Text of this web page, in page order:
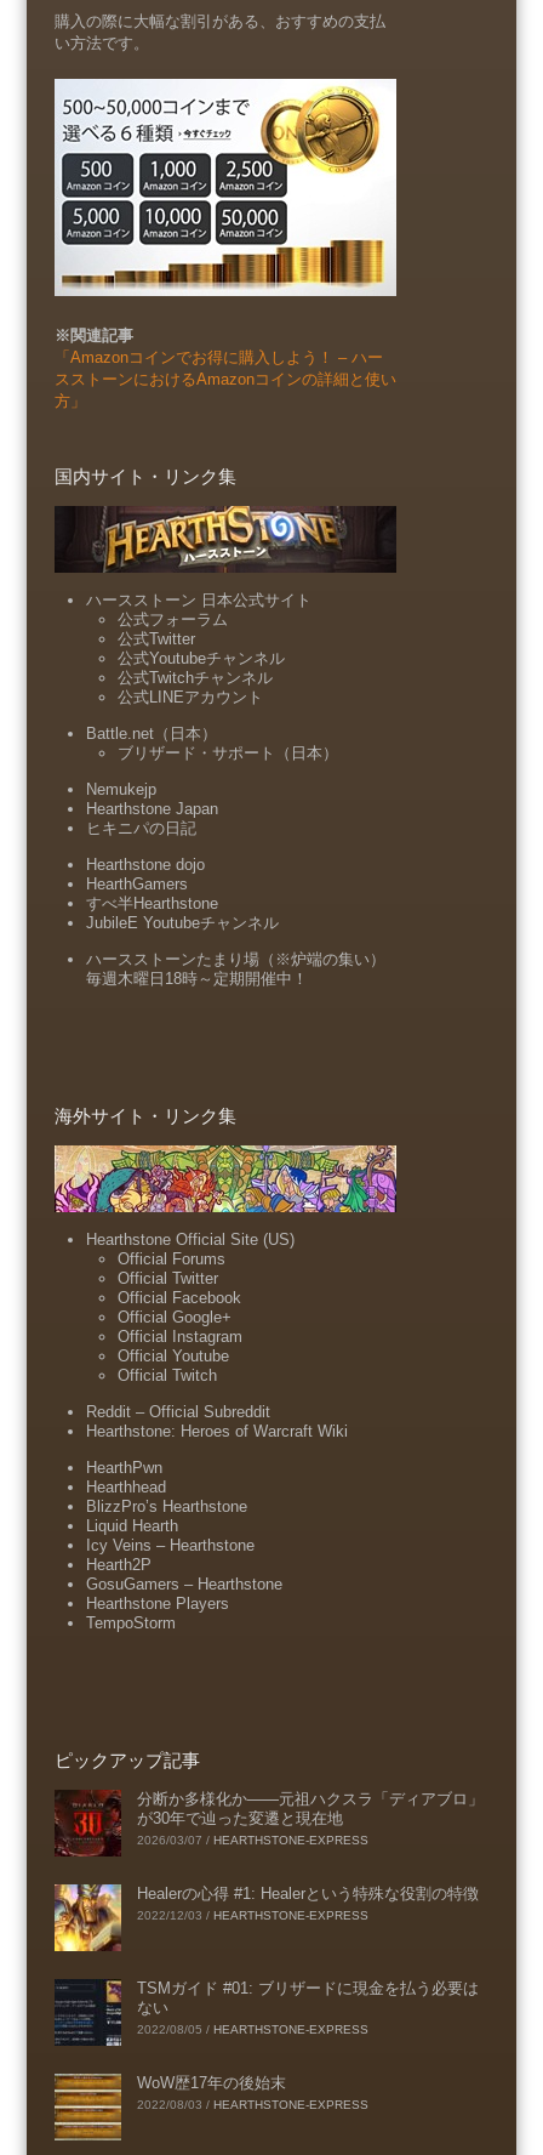
購入の際に大幅な割引がある、おすすめの支払
い方法です。
※関連記事
「Amazonコインでお得に購入しよう！ – ハー
スストーンにおけるAmazonコインの詳細と使い
方」
国内サイト・リンク集
ハースストーン 日本公式サイト
公式フォーラム
公式Twitter
公式Youtubeチャンネル
公式Twitchチャンネル
公式LINEアカウント
Battle.net（日本）
ブリザード・サポート（日本）
Nemukejp
Hearthstone Japan
ヒキニパの日記
Hearthstone dojo
HearthGamers
すべ半Hearthstone
JubileE Youtubeチャンネル
ハースストーンたまり場（※炉端の集い）
毎週木曜日18時～定期開催中！
海外サイト・リンク集
Hearthstone Official Site (US)
Official Forums
Official Twitter
Official Facebook
Official Google+
Official Instagram
Official Youtube
Official Twitch
Reddit – Official Subreddit
Hearthstone: Heroes of Warcraft Wiki
HearthPwn
Hearthhead
BlizzPro’s Hearthstone
Liquid Hearth
Icy Veins – Hearthstone
Hearth2P
GosuGamers – Hearthstone
Hearthstone Players
TempoStorm
ピックアップ記事
分断か多様化か――元祖ハクスラ「ディアブロ」
が30年で辿った変遷と現在地
2026/03/07 / HEARTHSTONE-EXPRESS
Healerの心得 #1: Healerという特殊な役割の特徴
2022/12/03 / HEARTHSTONE-EXPRESS
TSMガイド #01: ブリザードに現金を払う必要は
ない
2022/08/05 / HEARTHSTONE-EXPRESS
WoW歴17年の後始末
2022/08/03 / HEARTHSTONE-EXPRESS